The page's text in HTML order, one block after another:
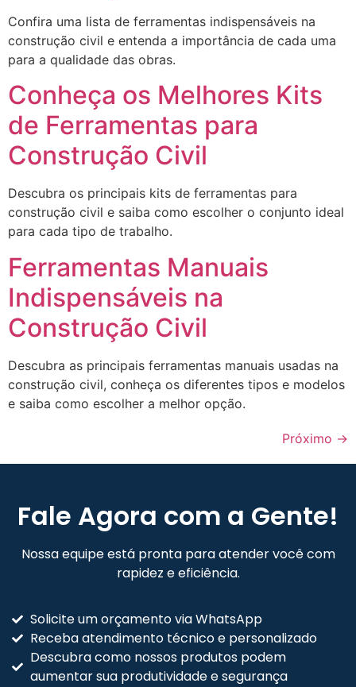
Confira uma lista de ferramentas indispensáveis na
construção civil e entenda a importância de cada uma
para a qualidade das obras.
Conheça os Melhores Kits
de Ferramentas para
Construção Civil
Descubra os principais kits de ferramentas para
construção civil e saiba como escolher o conjunto ideal
para cada tipo de trabalho.
Ferramentas Manuais
Indispensáveis na
Construção Civil
Descubra as principais ferramentas manuais usadas na
construção civil, conheça os diferentes tipos e modelos
e saiba como escolher a melhor opção.
Próximo →
Fale Agora com a Gente!
Nossa equipe está pronta para atender você com
rapidez e eficiência.
Solicite um orçamento via WhatsApp
Receba atendimento técnico e personalizado
Descubra como nossos produtos podem
aumentar sua produtividade e segurança